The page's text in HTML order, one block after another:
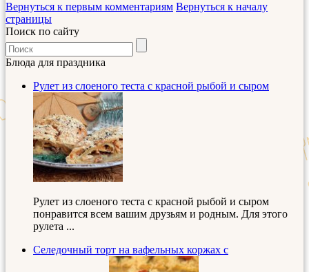
Вернуться к первым комментариям Вернуться к началу
страницы
Поиск по сайту
Блюда для праздника
Рулет из слоеного теста с красной рыбой и сыром
Рулет из слоеного теста с красной рыбой и сыром
понравится всем вашим друзьям и родным. Для этого
рулета ...
Селедочный торт на вафельных коржах с